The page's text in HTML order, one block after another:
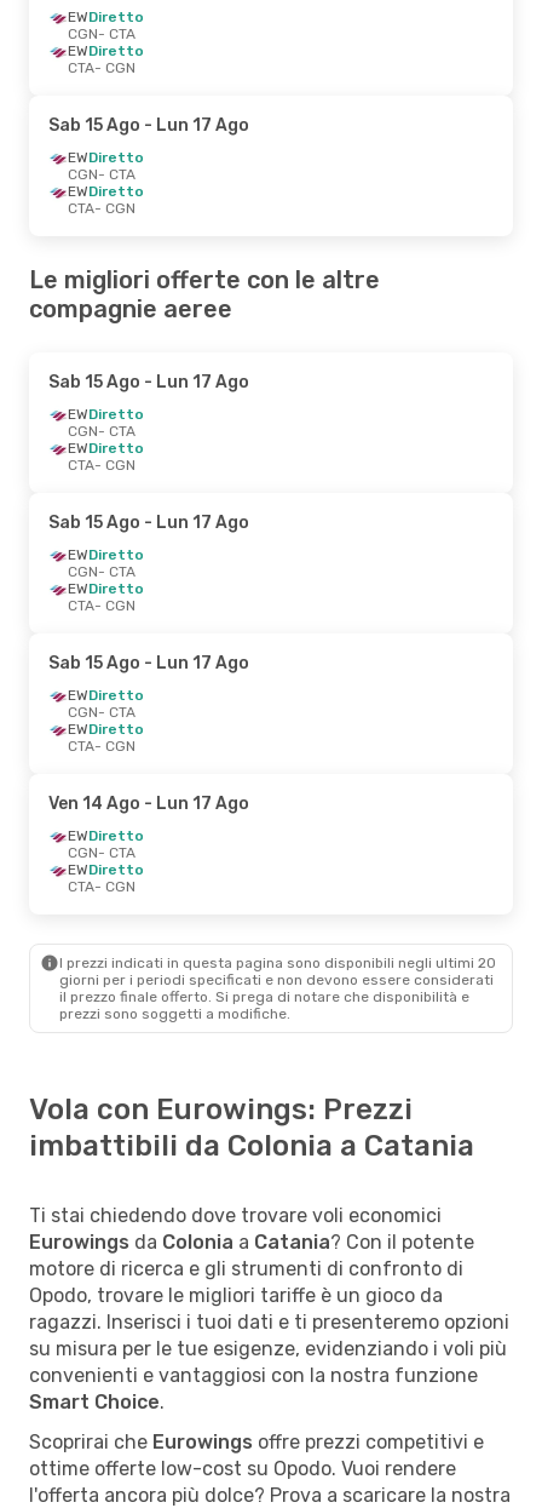
EWDiretto
CGN- CTA
EWDiretto
CTA- CGN
Sab 15 Ago - Lun 17 Ago
EWDiretto
CGN- CTA
EWDiretto
CTA- CGN
Le migliori offerte con le altre
compagnie aeree
Sab 15 Ago - Lun 17 Ago
EWDiretto
CGN- CTA
EWDiretto
CTA- CGN
Sab 15 Ago - Lun 17 Ago
EWDiretto
CGN- CTA
EWDiretto
CTA- CGN
Sab 15 Ago - Lun 17 Ago
EWDiretto
CGN- CTA
EWDiretto
CTA- CGN
Ven 14 Ago - Lun 17 Ago
EWDiretto
CGN- CTA
EWDiretto
CTA- CGN
I prezzi indicati in questa pagina sono disponibili negli ultimi 20
giorni per i periodi specificati e non devono essere considerati
il ​​prezzo finale offerto. Si prega di notare che disponibilità e
prezzi sono soggetti a modifiche.
Vola con Eurowings: Prezzi
imbattibili da Colonia a Catania
Ti stai chiedendo dove trovare voli economici
Eurowings da Colonia a Catania? Con il potente
motore di ricerca e gli strumenti di confronto di
Opodo, trovare le migliori tariffe è un gioco da
ragazzi. Inserisci i tuoi dati e ti presenteremo opzioni
su misura per le tue esigenze, evidenziando i voli più
convenienti e vantaggiosi con la nostra funzione
Smart Choice.
Scoprirai che Eurowings offre prezzi competitivi e
ottime offerte low-cost su Opodo. Vuoi rendere
l'offerta ancora più dolce? Prova a scaricare la nostra